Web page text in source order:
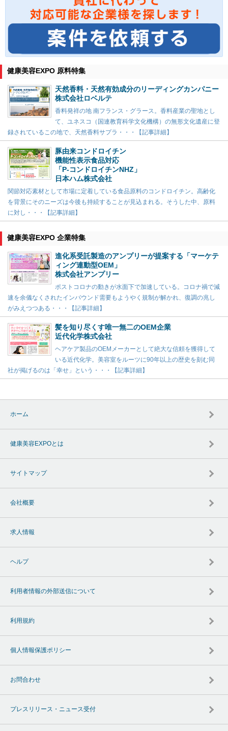
健康美容EXPO 原料特集
天然香料・天然有効成分のリーディングカンパニー
株式会社ロベルテ
香料発祥の地 南フランス・グラース。香料産業の聖地とし
て、ユネスコ（国連教育科学文化機構）の無形文化遺産に登
録されているこの地で、天然香料サプラ・・・【記事詳細】
豚由来コンドロイチン
機能性表示食品対応
「P-コンドロイチンNHZ」
日本ハム株式会社
関節対応素材として市場に定着している食品原料のコンドロイチン。高齢化
を背景にそのニーズは今後も持続することが見込まれる。そうした中、原料
に対し・・・【記事詳細】
健康美容EXPO 企業特集
進化系受託製造のアンプリーが提案する「マーケテ
ィング連動型OEM」
株式会社アンプリー
ポストコロナの動きが水面下で加速している。コロナ禍で減
速を余儀なくされたインバウンド需要もようやく規制が解かれ、復調の兆し
がみえつつある・・・【記事詳細】
髪を知り尽くす唯一無二のOEM企業
近代化学株式会社
ヘアケア製品のOEMメーカーとして絶大な信頼を獲得して
いる近代化学。美容室をルーツに90年以上の歴史を刻む同
社が掲げるのは「幸せ」という・・・【記事詳細】
ホーム
健康美容EXPOとは
サイトマップ
会社概要
求人情報
ヘルプ
利用者情報の外部送信について
利用規約
個人情報保護ポリシー
お問合わせ
プレスリリース・ニュース受付